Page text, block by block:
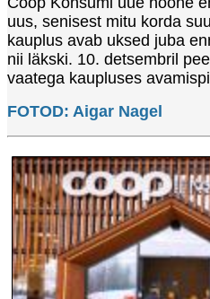
uus, senisest mitu korda
kauplus avab uksed juba
nii läkski. 10. detsembril
vaatega kaupluses
FOTOD: Aigar Nagel